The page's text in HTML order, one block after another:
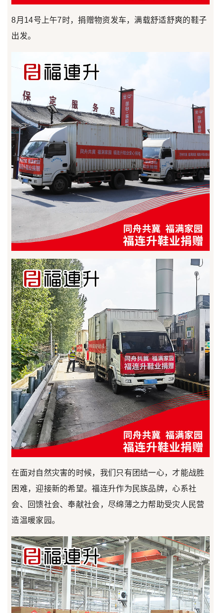
8月14号上午7时，捐赠物资发车，满载舒适舒爽的鞋子
出发。
在面对自然灾害的时候，我们只有团结一心，才能战胜
困难，迎接新的希望。福连升作为民族品牌，心系社
会、回馈社会、奉献社会，尽绵薄之力帮助受灾人民营
造温暖家园。